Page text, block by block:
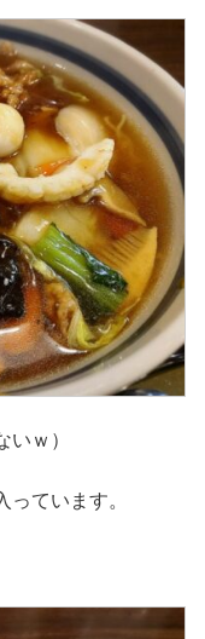
ｗ）
ています。